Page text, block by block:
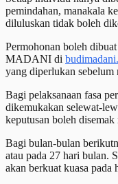
pemindahan, manakala
diluluskan tidak boleh
Permohonan boleh
MADANI di
yang diperlukan sebelum
Bagi pelaksanaan fasa
dikemukakan selewat-
keputusan boleh
Bagi bulan-bulan
atau pada 27 hari bulan.
akan berkuat kuasa pada